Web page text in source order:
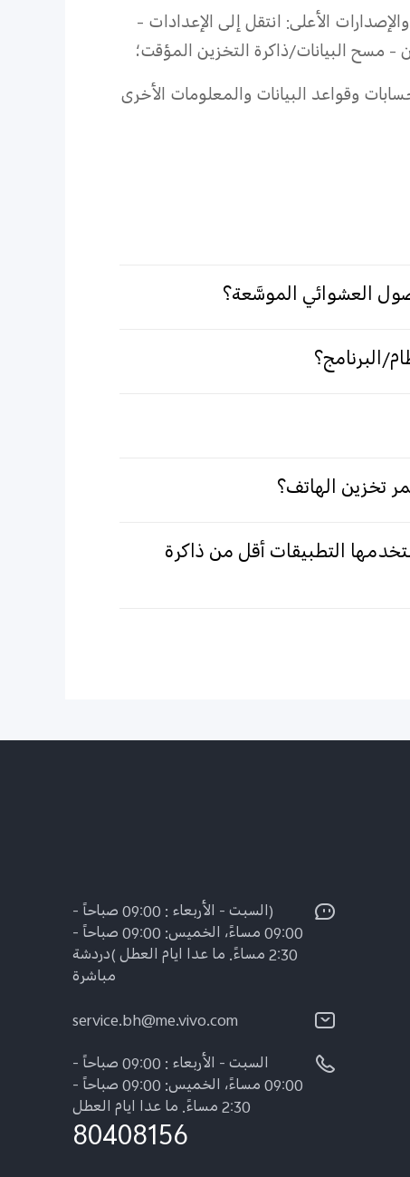
بالنسبة إلى نظام التشغيل نظام التشغيل Funtouch الإصدار 11 والإصدارات الأعلى: انتقل إلى الإعدادات -
- مسح البيانات/ذاكرة التخزين المؤقت؛
وقواعد البيانات والمعلومات الأخرى
العشوائي الموسَّعة؟
البرنامج؟
تخزين الهاتف؟
التطبيقات أقل من ذاكرة
(السبت - الأربعاء : 09:00 صباحاً -
09:00 مساءً، الخميس: 09:00 صباحاً -
2:30 مساءً. ما عدا ايام العطل )دردشة
مباشرة
service.bh@me.vivo.com
السبت - الأربعاء : 09:00 صباحاً -
09:00 مساءً، الخميس: 09:00 صباحاً -
2:30 مساءً. ما عدا ايام العطل
80408156